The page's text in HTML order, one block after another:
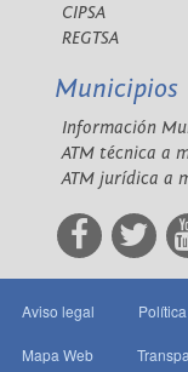
CIPSA
REGTSA
Municipios
Información
ATM técnica a
ATM jurídica a
Aviso legal
Mapa Web